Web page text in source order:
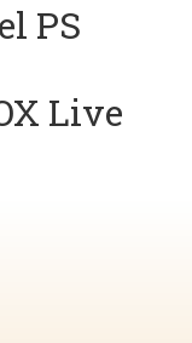
PS
Live